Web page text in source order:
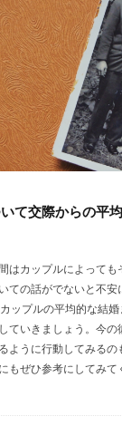
て交際からの平
はカップルによって
ての話がでないと不
ップルの平均的な結
ていきましょう。今
ように行動してみる
もぜひ参考にしてみて
価値観 例文
住む場所 低
会場 休日
黒字
検索